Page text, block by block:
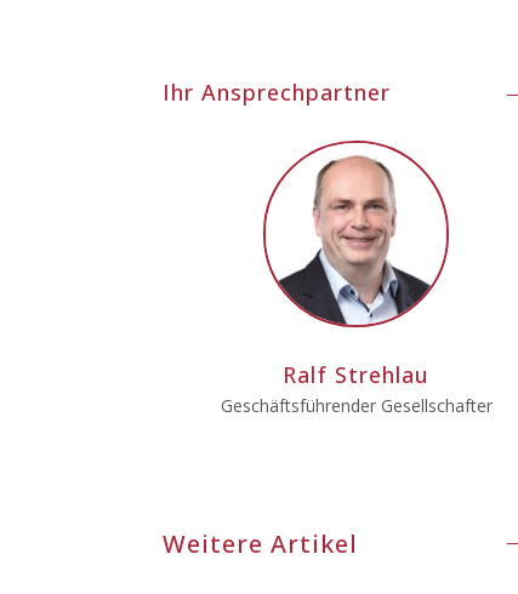
Ihr Ansprechpartner
Ralf Strehlau
Geschäftsführender Gesellschafter
Weitere Artikel